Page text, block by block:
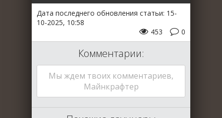
Дата последнего обновления статьи: 15-
10-2025, 10:58
0
453
Комментарии:
Мы ждем твоих комментариев,
Майнкрафтер